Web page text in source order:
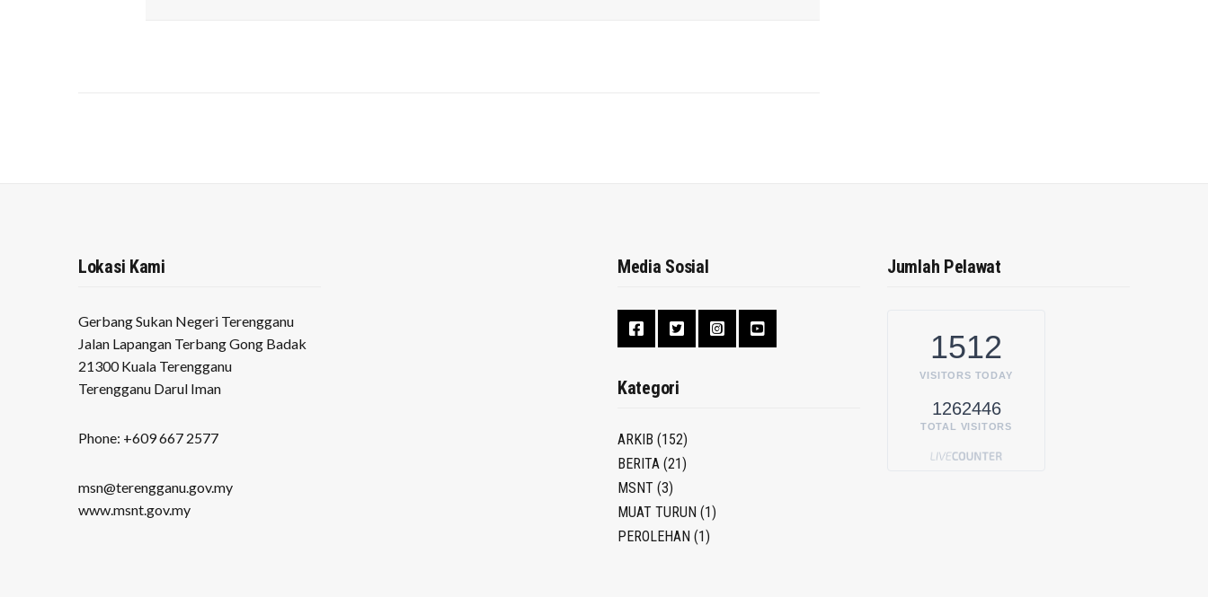
Lokasi Kami
Gerbang Sukan Negeri Terengganu
Jalan Lapangan Terbang Gong Badak
21300 Kuala Terengganu
Terengganu Darul Iman
Phone: +609 667 2577
msn@terengganu.gov.my
www.msnt.gov.my
Media Sosial
Kategori
ARKIB (152)
BERITA (21)
MSNT (3)
MUAT TURUN (1)
PEROLEHAN (1)
Jumlah Pelawat
1512
VISITORS TODAY
1262446
TOTAL VISITORS